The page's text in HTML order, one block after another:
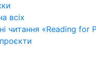
всіх
читання «Reading for